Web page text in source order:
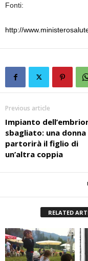
Fonti:
http://
Previous article
Impianto
sbagliato: una donna
partorirà il figlio di
un’altra coppia
RELATED